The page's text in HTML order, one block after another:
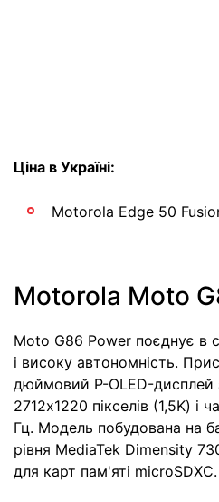
Ціна в Україні:
Motorola Edge 50
Motorola Moto
Moto G86 Power поєднує в
і високу автономність.
дюймовий P-OLED-дисплей
2712х1220 пікселів (1,5K) і
Гц. Модель побудована на
рівня MediaTek Dimensity
для карт пам'яті microSDXC.